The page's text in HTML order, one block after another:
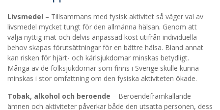
Livsmedel – Tillsammans med fysisk aktivitet så väger val av
livsmedel mycket tungt för den allmänna hälsan. Genom att
välja nyttig mat och delvis anpassad kost utifrån individuella
behov skapas förutsättningar för en bättre hälsa. Bland annat
kan risken för hjärt- och kärlsjukdomar minskas betydligt.
Många av de folksjukdomar som finns i Sverige skulle kunna
minskas i stor omfattning om den fysiska aktiviteten ökade.
Tobak, alkohol och beroende – Beroendeframkallande
ämnen och aktiviteter påverkar både den utsatta personen, dess